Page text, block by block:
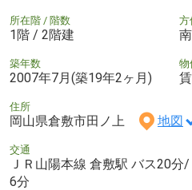
所在階 / 階数
1階 / 2階建
方
南
築年数
2007年7月(築19年2ヶ月)
物
住所
岡山県倉敷市田ノ上 地図
交通
ＪＲ山陽本線 倉敷駅 バス20
6分